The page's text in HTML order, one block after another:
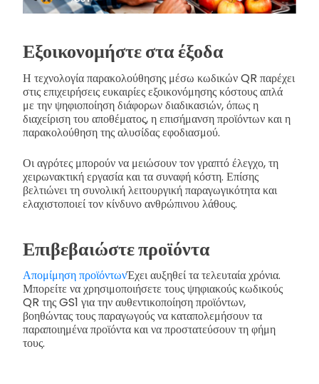
Εξοικονομήστε στα έξοδα
Η τεχνολογία παρακολούθησης μέσω κωδικών QR παρέχει
στις επιχειρήσεις ευκαιρίες εξοικονόμησης κόστους απλά
με την ψηφιοποίηση διάφορων διαδικασιών, όπως η
διαχείριση του αποθέματος, η επισήμανση προϊόντων και η
παρακολούθηση της αλυσίδας εφοδιασμού.
Οι αγρότες μπορούν να μειώσουν τον γραπτό έλεγχο, τη
χειρωνακτική εργασία και τα συναφή κόστη. Επίσης
βελτιώνει τη συνολική λειτουργική παραγωγικότητα και
ελαχιστοποιεί τον κίνδυνο ανθρώπινου λάθους.
Επιβεβαιώστε προϊόντα
Απομίμηση προϊόντωνΈχει αυξηθεί τα τελευταία χρόνια.
Μπορείτε να χρησιμοποιήσετε τους ψηφιακούς κωδικούς
QR της GS1 για την αυθεντικοποίηση προϊόντων,
βοηθώντας τους παραγωγούς να καταπολεμήσουν τα
παραποιημένα προϊόντα και να προστατεύσουν τη φήμη
τους.